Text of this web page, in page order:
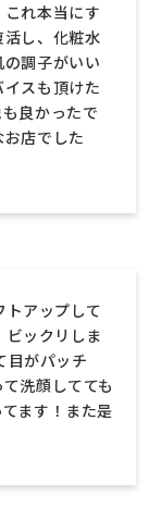
れ本当にす
活し、化粧水
調子がいい
スも頂けた
良かったで
店でした
トアップして
ックリしま
目がパッチ
洗顔してても
ます！また是